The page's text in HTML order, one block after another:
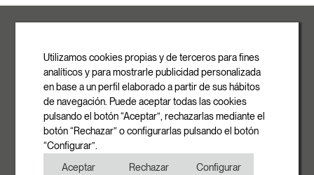
Ronda de la Font Grossa, 15 Pol. Ind. La Gavarra
08540 Centelles | Barcelona
E-mail
info@rovasi.com
Telefon
+34 93 881 37 13
Utilizamos cookies propias y de terceros para fines
analíticos y para mostrarle publicidad personalizada
en base a un perfil elaborado a partir de sus hábitos
de navegación. Puede aceptar todas las cookies
pulsando el botón “Aceptar”, rechazarlas mediante el
botón “Rechazar” o configurarlas pulsando el botón
“Configurar”.
Aceptar
Rechazar Configurar